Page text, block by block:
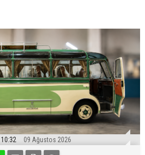
10:32 09 Ağustos 2026